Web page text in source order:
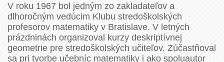
V roku 1967 bol jedným zo zakladateľov a
dlhoročným vedúcim Klubu stredoškolských
profesorov matematiky v Bratislave. V letných
prázdninách organizoval kurzy deskriptívnej
geometrie pre stredoškolských učiteľov. Zúčastňoval
sa pri tvorbe učebníc matematiky i ako spoluautor